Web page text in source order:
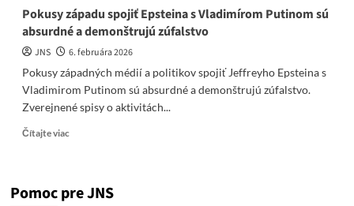
Pokusy západu spojiť Epsteina s Vladimírom Putinom sú
absurdné a demonštrujú zúfalstvo
JNS
6. februára 2026
Pokusy západných médií a politikov spojiť Jeffreyho Epsteina s
Vladimirom Putinom sú absurdné a demonštrujú zúfalstvo.
Zverejnené spisy o aktivitách...
Čítajte viacRead
západu
Pomoc pre JNS